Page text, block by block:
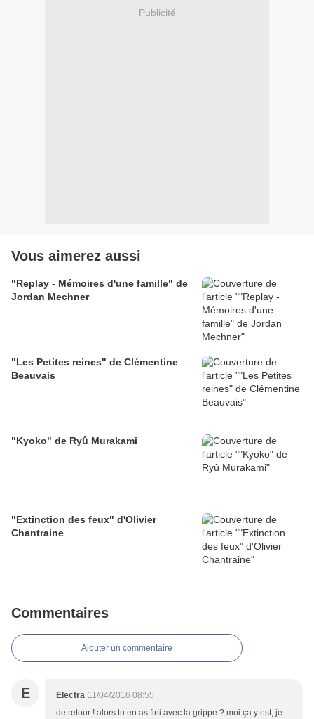
Publicité
Vous aimerez aussi
"Replay - Mémoires d'une famille" de
Jordan Mechner
"Les Petites reines" de Clémentine
Beauvais
"Kyoko" de Ryû Murakami
"Extinction des feux" d'Olivier
Chantraine
Commentaires
Ajouter un commentaire
E Electra 11/04/2016 08:55
de retour ! alors tu en as fini avec la grippe ? moi ça y est, je